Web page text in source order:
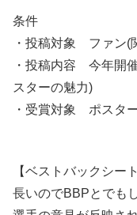
条件
・投稿対象 ファン(
・投稿内容 今年開
スターの魅力)
・受賞対象 ポスタ
【ベストバックシー
長いのでBBPとでも